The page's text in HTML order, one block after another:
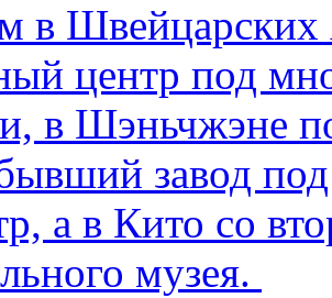
в Швейцарских
центр под
в Шэньчжэне
завод
а в Кито со
музея.